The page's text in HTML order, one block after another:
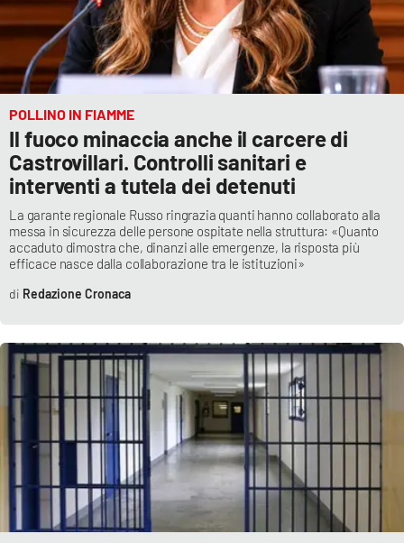
Sport
RUBRICHE
Good Morning Vietnam
Parchi Marini Calabria
Leggendo Alvaro insieme
Imprese Di Calabria
Venti di comunicazione
STREAMING
LaC TV
LaC Network
POLLINO IN FIAMME
Il fuoco minaccia anche il carcere di
Castrovillari. Controlli sanitari e
interventi a tutela dei detenuti
La garante regionale Russo ringrazia quanti hanno collaborato alla
messa in sicurezza delle persone ospitate nella struttura: «Quanto
accaduto dimostra che, dinanzi alle emergenze, la risposta più
efficace nasce dalla collaborazione tra le istituzioni»
Redazione Cronaca